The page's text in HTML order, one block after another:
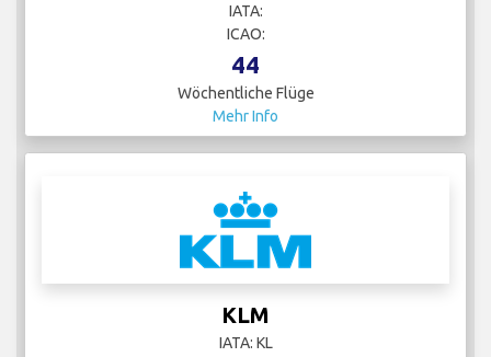
IATA:
ICAO:
44
Wöchentliche Flüge
Mehr Info
KLM
IATA: KL